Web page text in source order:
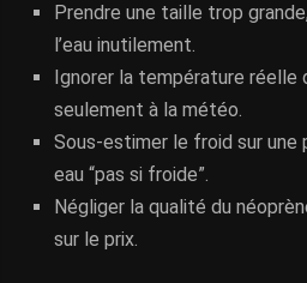
Prendre une taille trop
l’eau inutilement.
Ignorer la température réelle
seulement à la météo.
Sous-estimer le froid sur une
eau “pas si froide”.
Négliger la qualité du
sur le prix.